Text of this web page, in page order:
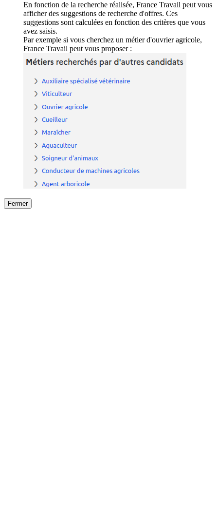
En fonction de la recherche réalisée, France Travail peut vous
afficher des suggestions de recherche d'offres. Ces
suggestions sont calculées en fonction des critères que vous
avez saisis.
Par exemple si vous cherchez un métier d'ouvrier agricole,
France Travail peut vous proposer :
Fermer